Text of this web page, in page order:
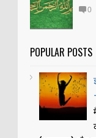
0
POPULAR POSTS